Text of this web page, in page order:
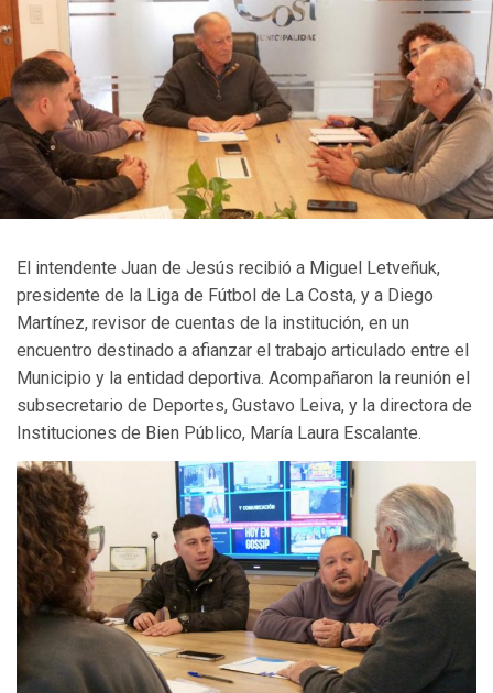
El intendente Juan de Jesús recibió a Miguel Letveñuk,
presidente de la Liga de Fútbol de La Costa, y a Diego
Martínez, revisor de cuentas de la institución, en un
encuentro destinado a afianzar el trabajo articulado entre el
Municipio y la entidad deportiva. Acompañaron la reunión el
subsecretario de Deportes, Gustavo Leiva, y la directora de
Instituciones de Bien Público, María Laura Escalante.